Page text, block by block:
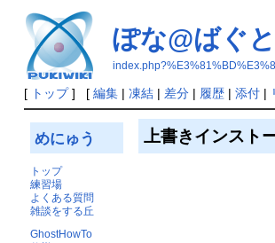
ぽな@ばぐ
[ トップ] [ 編集| 凍結| 差分| 履歴| 添付|
めにゅう
トップ
練習場
よくある質問
雑談をする丘
GhostHowTo
上書きインスト